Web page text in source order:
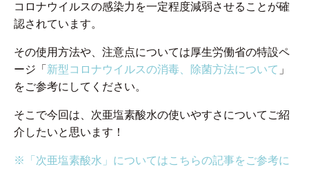
コロナウイルスの感染力を一定程度減弱させることが確
認されています。
その使用方法や、注意点については厚生労働省の特設ペ
ージ「 新型コロナウイルスの消毒、除菌方法について 」
をご参考にしてください。
そこで今回は、次亜塩素酸水の使いやすさについてご紹
介したいと思います！
※「次亜塩素酸水」についてはこちらの記事をご参考に